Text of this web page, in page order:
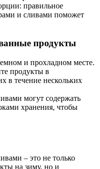
правильное
и сливами поможет
продукты
и прохладном месте.
продукты в
в течение нескольких
могут содержать
хранения, чтобы
– это не только
на зиму, но и